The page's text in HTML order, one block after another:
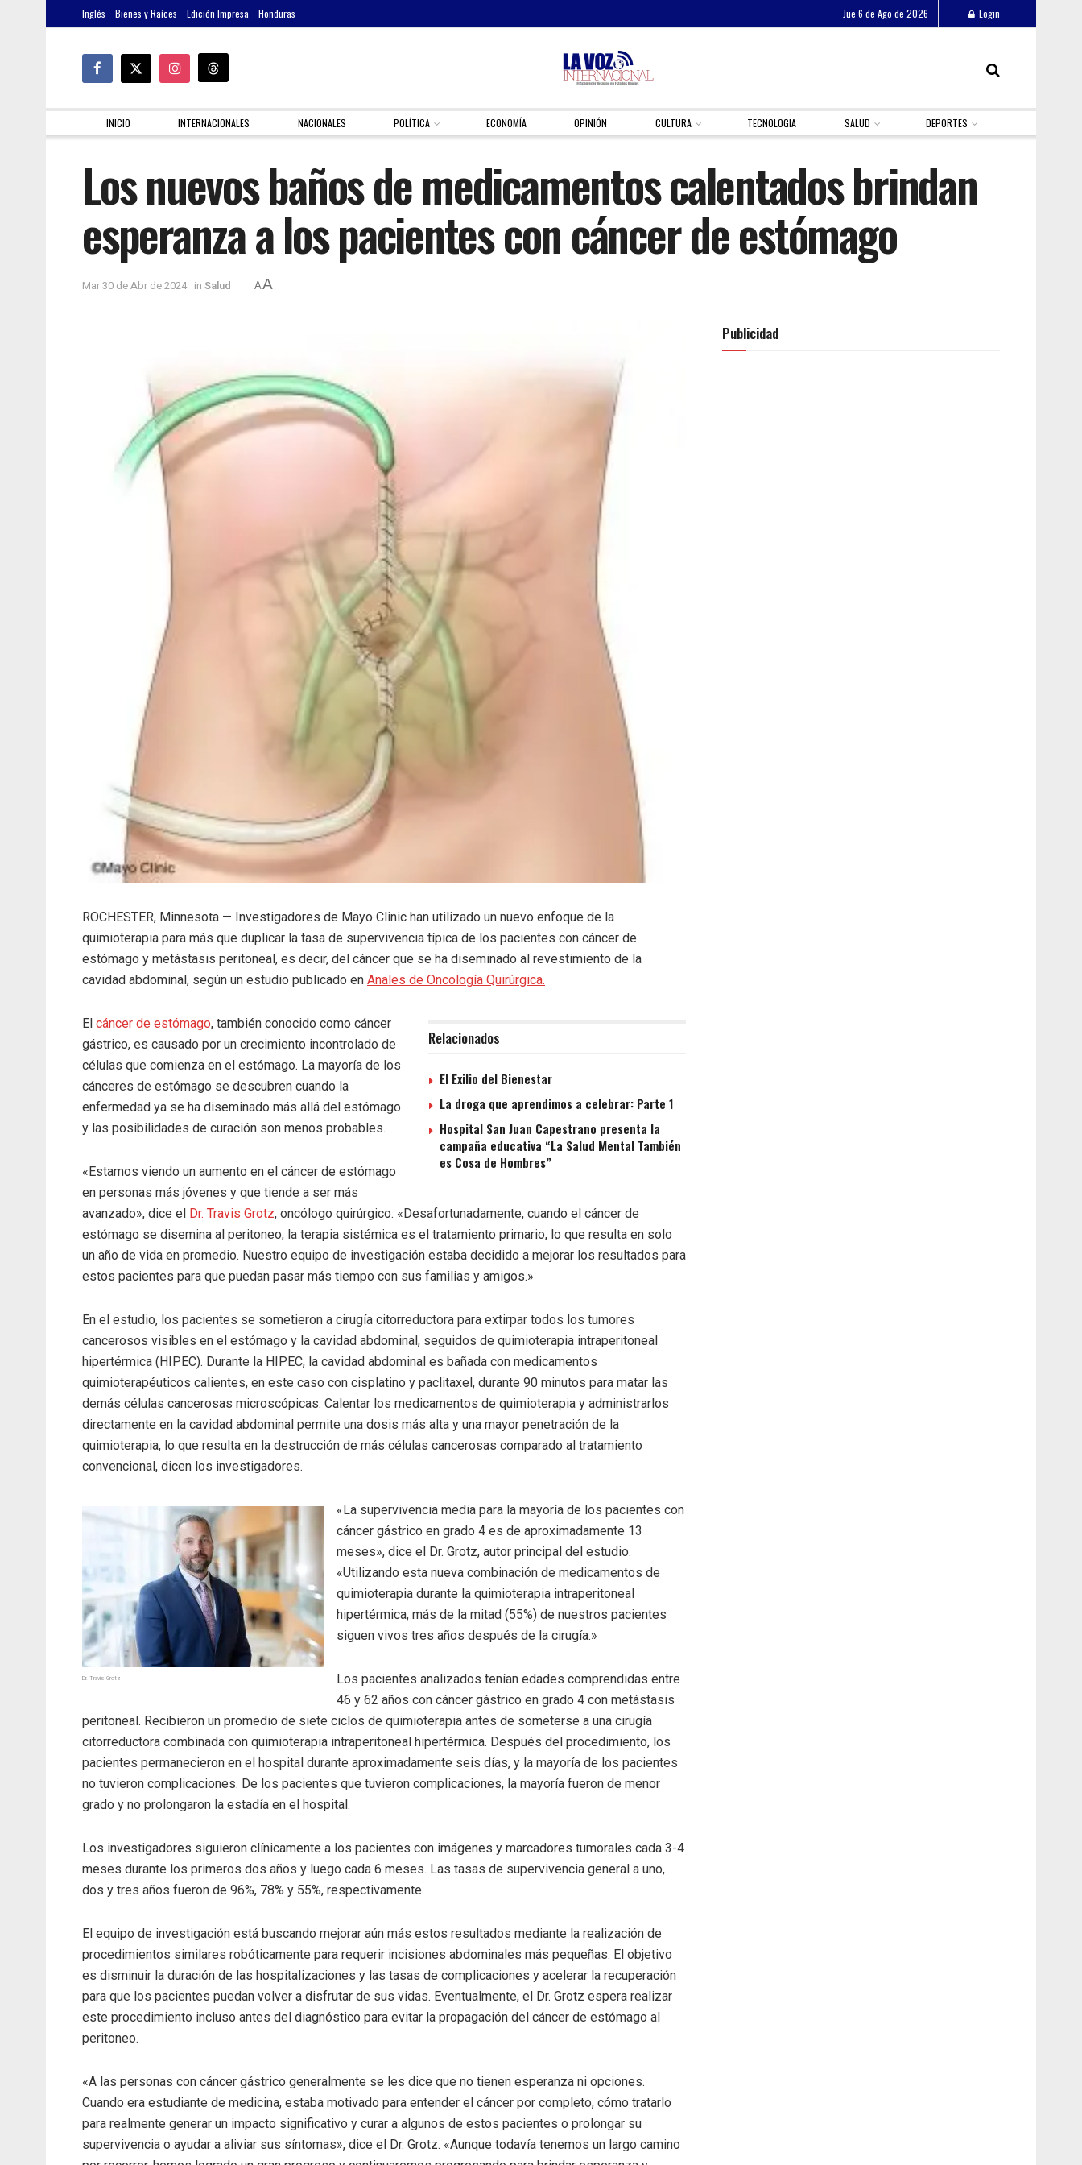
Inglés Bienes y Raíces Edición Impresa Honduras Jue 6 de Ago de 2026 Login
INICIO INTERNACIONALES NACIONALES POLÍTICA ECONOMÍA OPINIÓN CULTURA TECNOLOGIA SALUD DEPORTES
Los nuevos baños de medicamentos calentados brindan
esperanza a los pacientes con cáncer de estómago
Mar 30 de Abr de 2024 in Salud AA
ROCHESTER, Minnesota — Investigadores de Mayo Clinic han utilizado un nuevo enfoque de la
quimioterapia para más que duplicar la tasa de supervivencia típica de los pacientes con cáncer de
estómago y metástasis peritoneal, es decir, del cáncer que se ha diseminado al revestimiento de la
cavidad abdominal, según un estudio publicado en Anales de Oncología Quirúrgica.
Relacionados
El Exilio del Bienestar
La droga que aprendimos a celebrar: Parte 1
Hospital San Juan Capestrano presenta la
campaña educativa “La Salud Mental También
es Cosa de Hombres”
El cáncer de estómago, también conocido como cáncer
gástrico, es causado por un crecimiento incontrolado de
células que comienza en el estómago. La mayoría de los
cánceres de estómago se descubren cuando la
enfermedad ya se ha diseminado más allá del estómago
y las posibilidades de curación son menos probables.
«Estamos viendo un aumento en el cáncer de estómago
en personas más jóvenes y que tiende a ser más
avanzado», dice el
Dr. Travis Grotz, oncólogo quirúrgico. «Desafortunadamente, cuando el cáncer de
estómago se disemina al peritoneo, la terapia sistémica es el tratamiento primario, lo que resulta en solo
un año de vida en promedio. Nuestro equipo de investigación estaba decidido a mejorar los resultados para
estos pacientes para que puedan pasar más tiempo con sus familias y amigos.»
En el estudio, los pacientes se sometieron a cirugía citorreductora para extirpar todos los tumores
cancerosos visibles en el estómago y la cavidad abdominal, seguidos de quimioterapia intraperitoneal
hipertérmica (HIPEC). Durante la HIPEC, la cavidad abdominal es bañada con medicamentos
quimioterapéuticos calientes, en este caso con cisplatino y paclitaxel, durante 90 minutos para matar las
demás células cancerosas microscópicas. Calentar los medicamentos de quimioterapia y administrarlos
directamente en la cavidad abdominal permite una dosis más alta y una mayor penetración de la
quimioterapia, lo que resulta en la destrucción de más células cancerosas comparado al tratamiento
convencional, dicen los investigadores.
Dr. Travis Grotz
«La supervivencia media para la mayoría de los pacientes con
cáncer gástrico en grado 4 es de aproximadamente 13
meses», dice el Dr. Grotz, autor principal del estudio.
«Utilizando esta nueva combinación de medicamentos de
quimioterapia durante la quimioterapia intraperitoneal
hipertérmica, más de la mitad (55%) de nuestros pacientes
siguen vivos tres años después de la cirugía.»
Los pacientes analizados tenían edades comprendidas entre
46 y 62 años con cáncer gástrico en grado 4 con metástasis
peritoneal. Recibieron un promedio de siete ciclos de quimioterapia antes de someterse a una cirugía
citorreductora combinada con quimioterapia intraperitoneal hipertérmica. Después del procedimiento, los
pacientes permanecieron en el hospital durante aproximadamente seis días, y la mayoría de los pacientes
no tuvieron complicaciones. De los pacientes que tuvieron complicaciones, la mayoría fueron de menor
grado y no prolongaron la estadía en el hospital.
Los investigadores siguieron clínicamente a los pacientes con imágenes y marcadores tumorales cada 3-4
meses durante los primeros dos años y luego cada 6 meses. Las tasas de supervivencia general a uno,
dos y tres años fueron de 96%, 78% y 55%, respectivamente.
El equipo de investigación está buscando mejorar aún más estos resultados mediante la realización de
procedimientos similares robóticamente para requerir incisiones abdominales más pequeñas. El objetivo
es disminuir la duración de las hospitalizaciones y las tasas de complicaciones y acelerar la recuperación
para que los pacientes puedan volver a disfrutar de sus vidas. Eventualmente, el Dr. Grotz espera realizar
este procedimiento incluso antes del diagnóstico para evitar la propagación del cáncer de estómago al
peritoneo.
«A las personas con cáncer gástrico generalmente se les dice que no tienen esperanza ni opciones.
Cuando era estudiante de medicina, estaba motivado para entender el cáncer por completo, cómo tratarlo
para realmente generar un impacto significativo y curar a algunos de estos pacientes o prolongar su
supervivencia o ayudar a aliviar sus síntomas», dice el Dr. Grotz. «Aunque todavía tenemos un largo camino
Publicidad